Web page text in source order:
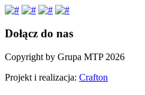
Dołącz do nas
Copyright by Grupa MTP 2026
Projekt i realizacja: Crafton